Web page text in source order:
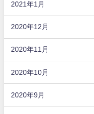
2021年1月
2020年12月
2020年11月
2020年10月
2020年9月